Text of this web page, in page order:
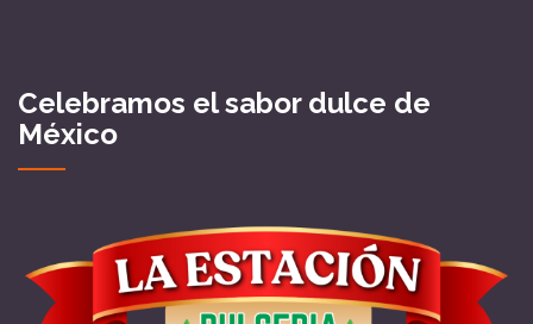
Celebramos el sabor dulce de
México